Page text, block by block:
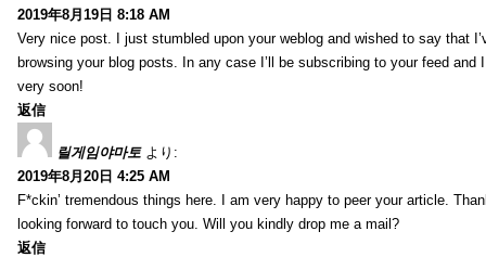
2019年8月19日 8:18 AM
Very nice post. I just stumbled upon your weblog and wished to say that
browsing your blog posts. In any case I’ll be subscribing to your feed and
very soon!
返信
릴게임야마토 より:
2019年8月20日 4:25 AM
F*ckin’ tremendous things here. I am very happy to peer your article.
looking forward to touch you. Will you kindly drop me a mail?
返信